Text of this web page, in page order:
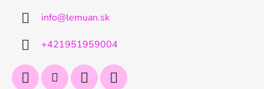
info@lemuan.sk
+421951959004